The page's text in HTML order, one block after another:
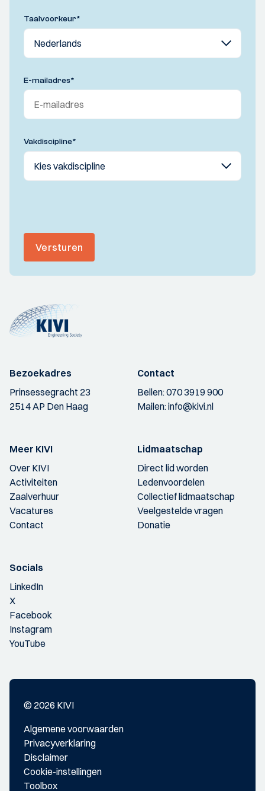
Taalvoorkeur*
E-mailadres*
Vakdiscipline*
Versturen
Bezoekadres
Prinsessegracht 23
2514 AP Den Haag
Contact
Bellen:070 3919 900
Mailen:info@kivi.nl
Meer KIVI
Over KIVI
Activiteiten
Zaalverhuur
Vacatures
Contact
Lidmaatschap
Direct lid worden
Ledenvoordelen
Collectief lidmaatschap
Veelgestelde vragen
Donatie
Socials
LinkedIn
X
Facebook
Instagram
YouTube
© 2026 KIVI
Algemene voorwaarden
Privacyverklaring
Disclaimer
Cookie-instellingen
Toolbox